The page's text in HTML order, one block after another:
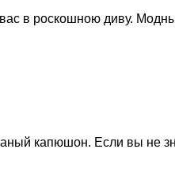
в роскошною диву.
капюшон. Если вы не